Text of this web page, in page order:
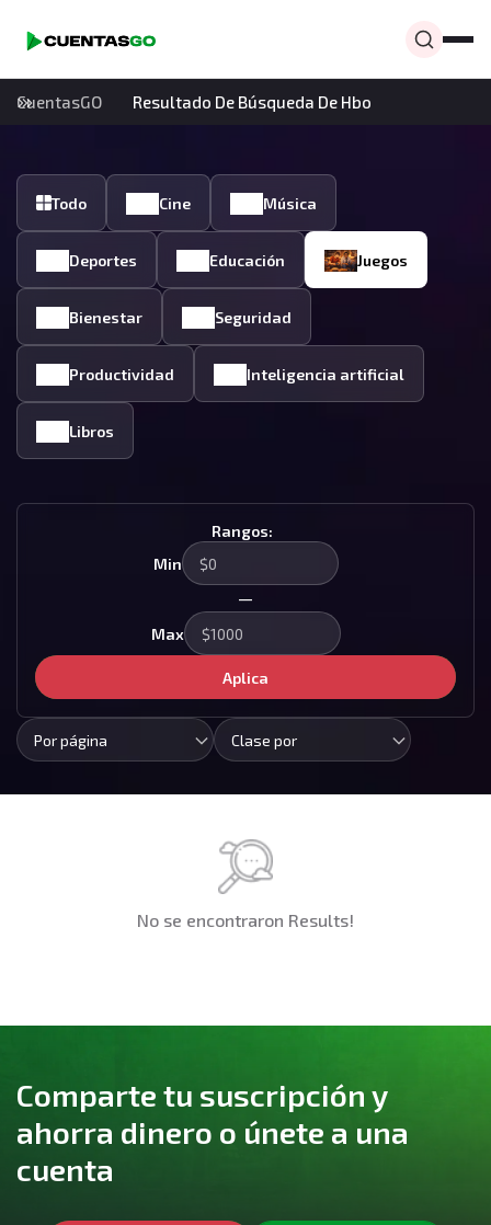
CuentasGO Resultado De Búsqueda De Hbo
Todo Cine Música
Deportes Educación Juegos
Bienestar Seguridad
Productividad Inteligencia artificial
Libros
Rangos:
Min
—
Max
Aplica
Por página Clase por
No se encontraron Results!
Comparte tu suscripción y
ahorra dinero o únete a una
cuenta